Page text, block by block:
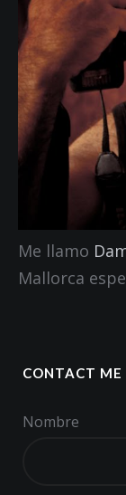
Me llamo
Mallorca
CONTACT ME
Nombre